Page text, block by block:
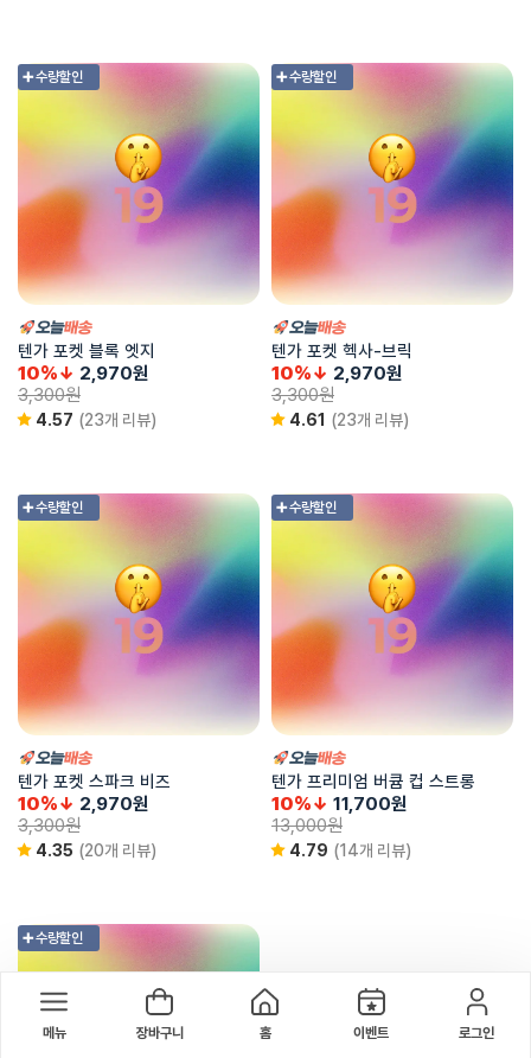
➕ 수량할인
텐가 포켓 블록 엣지
10%↓ 2,970원
3,300원
4.57 (23개 리뷰)
➕ 수량할인
텐가 포켓 헥사-브릭
10%↓ 2,970원
3,300원
4.61 (23개 리뷰)
➕ 수량할인
텐가 포켓 스파크 비즈
10%↓ 2,970원
3,300원
4.35 (20개 리뷰)
➕ 수량할인
텐가 프리미엄 버큠 컵 스트롱
10%↓ 11,700원
13,000원
4.79 (14개 리뷰)
➕ 수량할인
메뉴 장바구니 홈 이벤트 로그인